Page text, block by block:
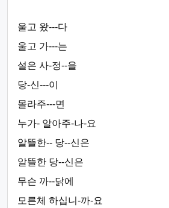
울고 왔---다
울고 가---는
설은 사-정--을
당-신---이
몰라주---면
누가- 알아주-나-요
알뜰한-- 당--신은
알뜰한 당--신은
무슨 까--닭에
모른체 하십니-까-요